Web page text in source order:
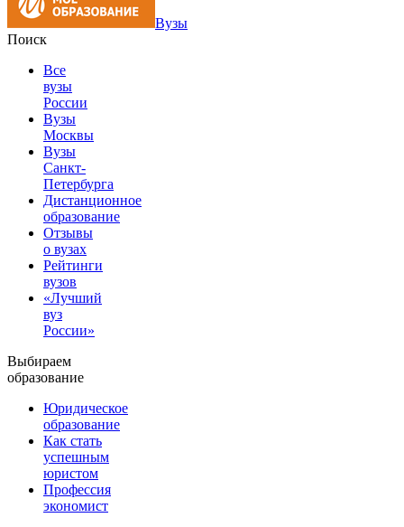
Вузы
Поиск
Все
вузы
России
Вузы
Москвы
Вузы
Санкт-
Петербурга
Дистанционное
образование
Отзывы
о вузах
Рейтинги
вузов
«Лучший
вуз
России»
Выбираем
образование
Юридическое
образование
Как стать
успешным
юристом
Профессия
экономист